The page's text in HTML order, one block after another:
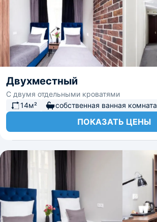
Двухместный
С двумя отдельными кроватями
14м²
собственная ванная комната
ПОКАЗАТЬ ЦЕНЫ